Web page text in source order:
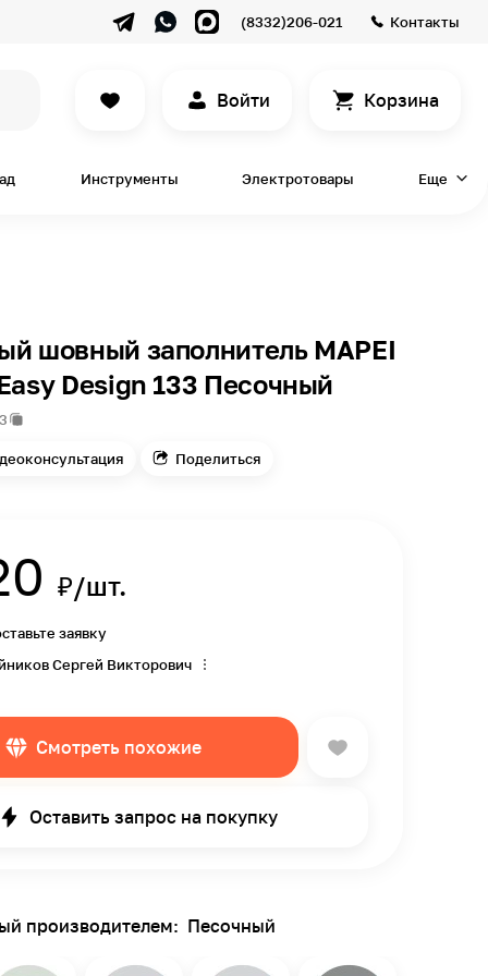
(8332)206-021 Контакты
Войти Корзина
Инструменты Электротовары Еще
шовный заполнитель MAPEI
Design 133 Песочный
Поделиться
₽/шт.
заявку
Сергей Викторович
Смотреть похожие
Оставить запрос на покупку
производителем: Песочный